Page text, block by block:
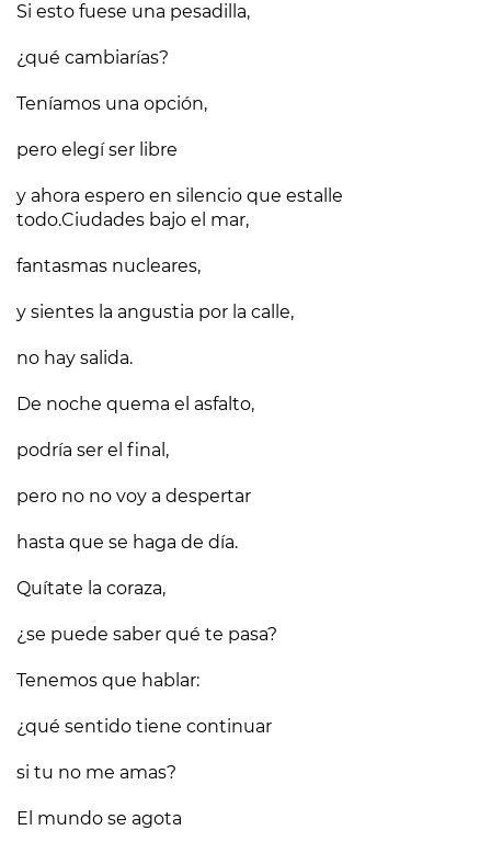
Si esto fuese una pesadilla,
¿qué cambiarías?
Teníamos una opción,
pero elegí ser libre
y ahora espero en silencio que estalle
todo.Ciudades bajo el mar,
fantasmas nucleares,
y sientes la angustia por la calle,
no hay salida.
De noche quema el asfalto,
podría ser el final,
pero no no voy a despertar
hasta que se haga de día.
Quítate la coraza,
¿se puede saber qué te pasa?
Tenemos que hablar:
¿qué sentido tiene continuar
si tu no me amas?
El mundo se agota